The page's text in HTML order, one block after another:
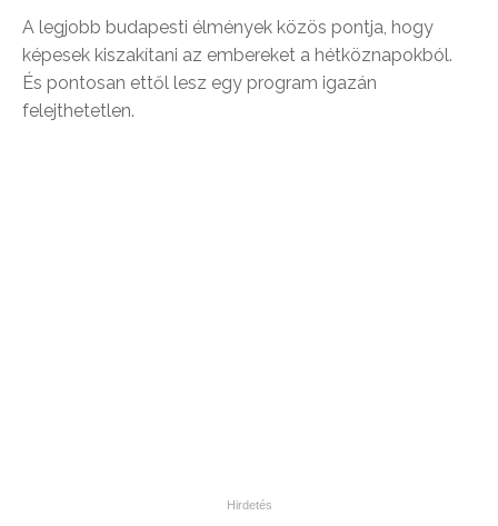
A legjobb budapesti élmények közös pontja, hogy
képesek kiszakítani az embereket a hétköznapokból.
És pontosan ettől lesz egy program igazán
felejthetetlen.